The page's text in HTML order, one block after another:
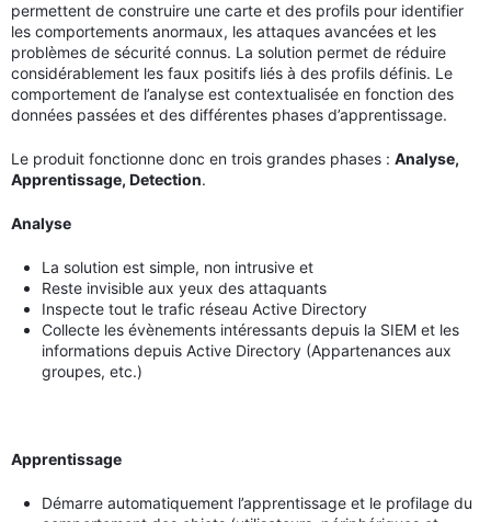
permettent de construire une carte et des profils pour identifier
les comportements anormaux, les attaques avancées et les
problèmes de sécurité connus. La solution permet de réduire
considérablement les faux positifs liés à des profils définis. Le
comportement de l’analyse est contextualisée en fonction des
données passées et des différentes phases d’apprentissage.
Le produit fonctionne donc en trois grandes phases : Analyse,
Apprentissage, Detection.
Analyse
La solution est simple, non intrusive et
Reste invisible aux yeux des attaquants
Inspecte tout le trafic réseau Active Directory
Collecte les évènements intéressants depuis la SIEM et les
informations depuis Active Directory (Appartenances aux
groupes, etc.)
Apprentissage
Démarre automatiquement l’apprentissage et le profilage du